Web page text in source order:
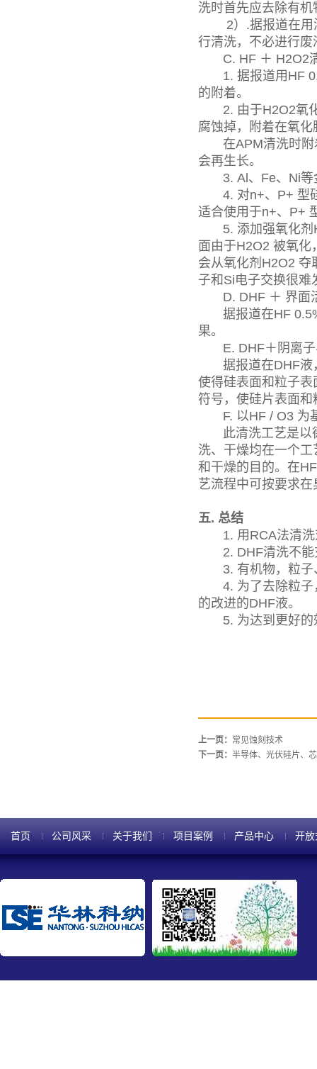
洗时首先应去除有机
2）.据报道在用添
行清洗，不必进行
C. HF ＋ H2O2
1. 据报道用HF
的附着。
2. 由于H2O2氧化
腐蚀掉，附着在氧
在APM清洗时附
会再生长。
3. Al、Fe、Ni等
4. 对n+、P+ 型硅
适合使用于n+、P+
5. 添加强氧化剂
面由于H2O2 被氧
会从氧化剂H2O2 夺
子和Si电子交换很难
D. DHF ＋ 界面
据报道在HF 0.5%
果。
E. DHF＋阴离子
据报道在DHF液，
使得硅表面和粒子
符号，使硅片表面
F. 以HF / O3 为
此清洗工艺是以德
洗、干燥均在一个
和干燥的目的。在
艺流程中可按要求
五. 总结
1. 用RCA法清洗
2. DHF清洗不能
3. 有机物，粒子
4. 为了去除粒子
的改进的DHF液。
5. 为达到更好的
上一页： 常见蚀刻技术
下一页： 半导体、光伏硅片、
首页 公司风采 关于我们 项目案例 产品中心 开放